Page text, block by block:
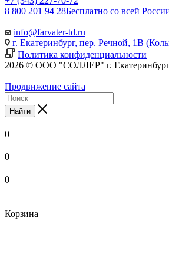
8 800 201 94 28Бесплатно со всей
info@farvater-td.ru
г. Екатеринбург, пер. Речной, 1В
Политика конфиденциальности
2026 © ООО "СОЛЛЕР" г.
Продвижение сайта
Найти
0
0
0
Корзина